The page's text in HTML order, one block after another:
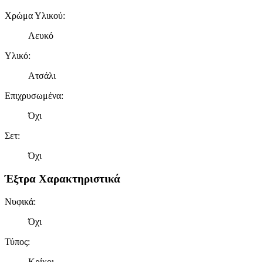
Χρώμα Υλικού:
Λευκό
Υλικό:
Ατσάλι
Επιχρυσωμένα:
Όχι
Σετ:
Όχι
Έξτρα Χαρακτηριστικά
Νυφικά:
Όχι
Τύπος: